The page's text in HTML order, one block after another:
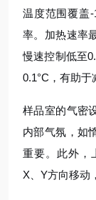
温度范围覆盖
率。加热速率
慢速控制低至
0.1°C，有助于
样品室的气密
内部气氛，如
重要。此外，
X、Y方向移动